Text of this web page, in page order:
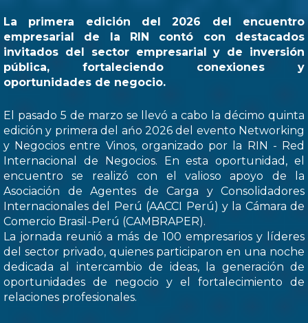
La primera edición del 2026 del encuentro
empresarial de la RIN contó con destacados
invitados del sector empresarial y de inversión
pública, fortaleciendo conexiones y
oportunidades de negocio.
El pasado 5 de marzo se llevó a cabo la décimo quinta
edición y primera del ańo 2026 del evento Networking
y Negocios entre Vinos, organizado por la RIN - Red
Internacional de Negocios. En esta oportunidad, el
encuentro se realizó con el valioso apoyo de la
Asociación de Agentes de Carga y Consolidadores
Internacionales del Perú (AACCI Perú) y la Cámara de
Comercio Brasil-Perú (CAMBRAPER).
La jornada reunió a más de 100 empresarios y líderes
del sector privado, quienes participaron en una noche
dedicada al intercambio de ideas, la generación de
oportunidades de negocio y el fortalecimiento de
relaciones profesionales.